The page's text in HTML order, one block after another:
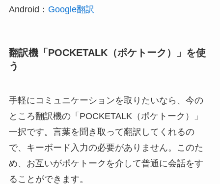
Android： Google翻訳
翻訳機「POCKETALK（ポケトーク）」を使
う
手軽にコミュニケーションを取りたいなら、今の
ところ翻訳機の「POCKETALK（ポケトーク）」
一択です。言葉を聞き取って翻訳してくれるの
で、キーボード入力の必要がありません。このた
め、お互いがポケトークを介して普通に会話をす
ることができます。